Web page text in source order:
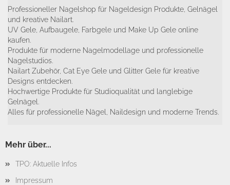
Professioneller Nagelshop für Nageldesign Produkte, Gelnägel
und kreative Nailart.
UV Gele, Aufbaugele, Farbgele und Make Up Gele online
kaufen.
Produkte für moderne Nagelmodellage und professionelle
Nagelstudios.
Nailart Zubehör, Cat Eye Gele und Glitter Gele für kreative
Designs entdecken.
Hochwertige Produkte für Studioqualität und langlebige
Gelnägel.
Alles für professionelle Nägel, Naildesign und moderne Trends.
Mehr über...
TPO: Aktuelle Infos
Impressum